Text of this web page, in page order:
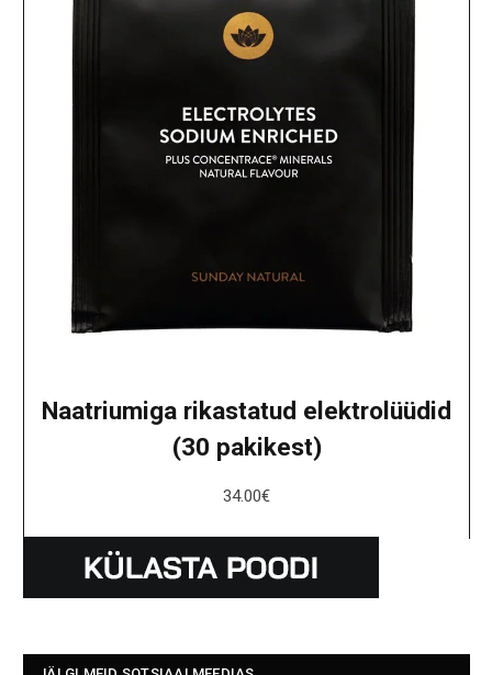
Naatriumiga rikastatud elektrolüüdid
(30 pakikest)
34.00€